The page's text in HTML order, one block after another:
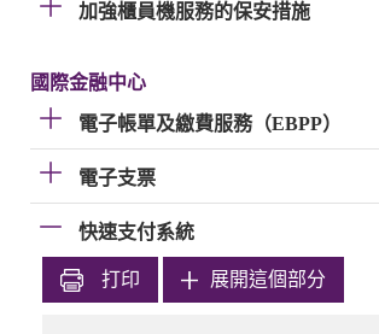
加強櫃員機服務的保安措施
國際金融中心
電子帳單及繳費服務（EBPP）
電子支票
快速支付系統
打印 展開這個部分